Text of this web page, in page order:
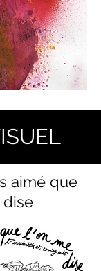
aimé que
dise